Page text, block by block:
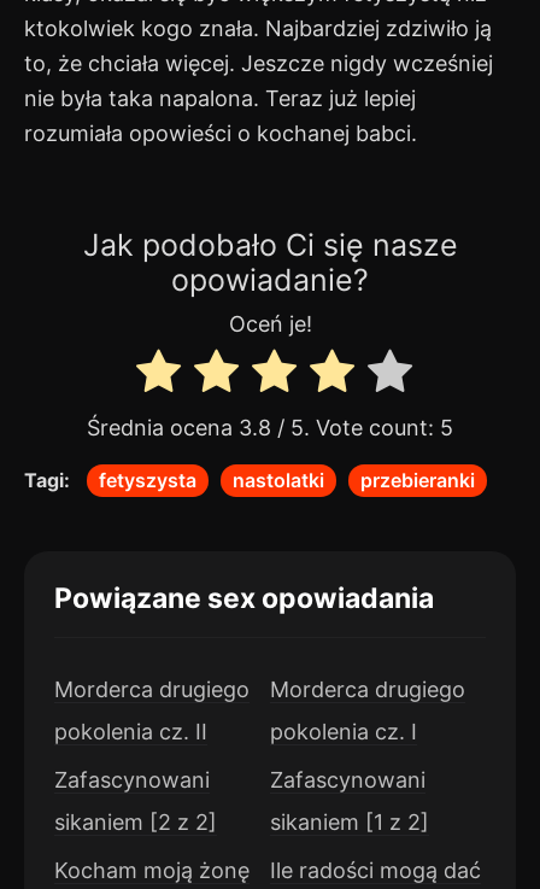
ktokolwiek kogo znała. Najbardziej zdziwiło ją
to, że chciała więcej. Jeszcze nigdy wcześniej
nie była taka napalona. Teraz już lepiej
rozumiała opowieści o kochanej babci.
Jak podobało Ci się nasze
opowiadanie?
Oceń je!
Średnia ocena 3.8 / 5. Vote count: 5
Tagi: fetyszysta nastolatki przebieranki
Powiązane sex opowiadania
Morderca drugiego
pokolenia cz. II
Morderca drugiego
pokolenia cz. I
Zafascynowani
sikaniem [2 z 2]
Zafascynowani
sikaniem [1 z 2]
Kocham moją żonę
Ile radości mogą dać